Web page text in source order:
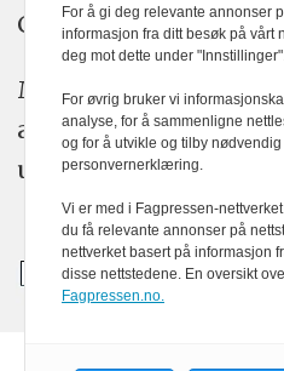
Claude, og Gemini i
Medier24s redaksjon
ansvar for publisert
uten bruk av kunstig
For å gi deg relevante annonser
informasjon fra ditt besøk på vårt
deg mot dette under
For øvrig bruker vi
analyse, for å sammenligne
og for å utvikle og tilby
personvernerklæring.
Vi er med i Fagpressen-
du få relevante annonser på
nettverket basert på informasjon
disse nettstedene. En oversikt
Fagpressen.no.